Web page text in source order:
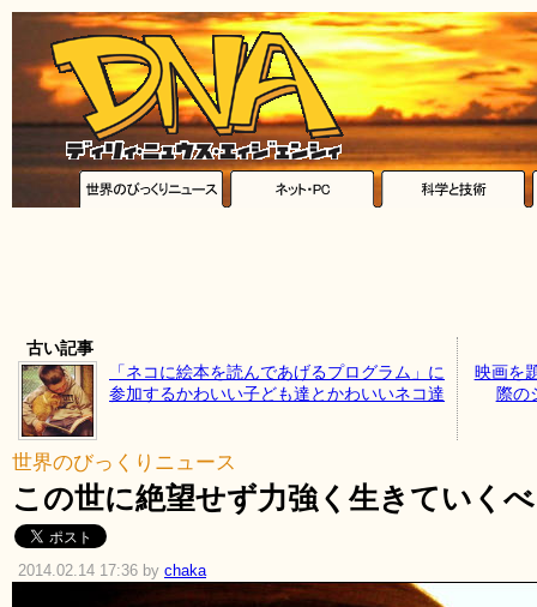
古い記事
「ネコに絵本を読んであげるプログラム」に
参加するかわいい子ども達とかわいいネコ達
映画を
際の
世界のびっくりニュース
この世に絶望せず力強く生きていく
2014.02.14 17:36 by chaka